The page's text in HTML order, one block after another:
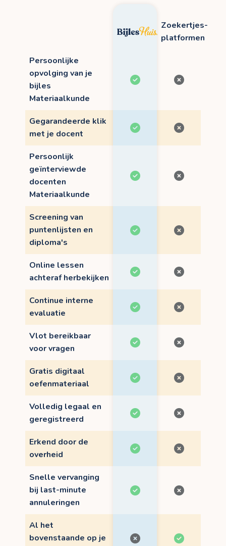
Zoekertjes-
platformen
Persoonlijke
opvolging van je
bijles
Materiaalkunde
Gegarandeerde klik
met je docent
Persoonlijk
geïnterviewde
docenten
Materiaalkunde
Screening van
puntenlijsten en
diploma's
Online lessen
achteraf herbekijken
Continue interne
evaluatie
Vlot bereikbaar
voor vragen
Gratis digitaal
oefenmateriaal
Volledig legaal en
geregistreerd
Erkend door de
overheid
Snelle vervanging
bij last-minute
annuleringen
Al het
bovenstaande op je